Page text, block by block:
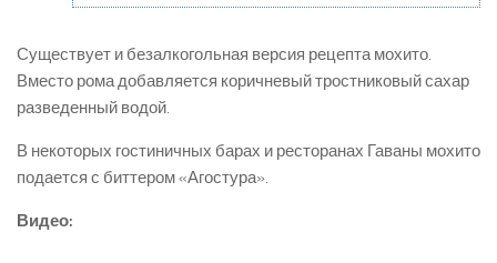
Существует и безалкогольная версия рецепта мохито.
Вместо рома добавляется коричневый тростниковый сахар
разведенный водой.
В некоторых гостиничных барах и ресторанах Гаваны мохито
подается с биттером «Агостура».
Видео: